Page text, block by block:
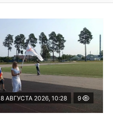
8 АВГУСТА 2026, 10:28 9